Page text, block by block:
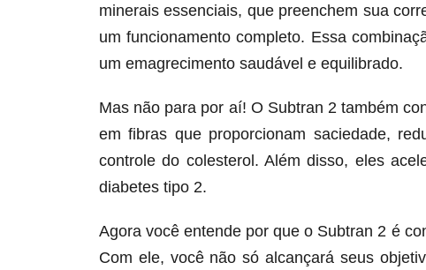
minerais essenciais, que preenchem sua
um funcionamento completo. Essa
um emagrecimento saudável e equilibrado.
Mas não para por aí! O Subtran 2 também
em fibras que proporcionam saciedade,
controle do colesterol. Além disso, eles
diabetes tipo 2.
Agora você entende por que o Subtran 2 é
Com ele, você não só alcançará seus